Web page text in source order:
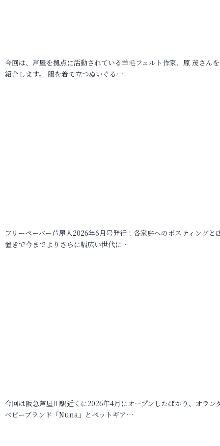
今回は、芦屋を拠点に活動されている羊毛フェルト作家、原 茂さん
紹介します。 服を着て立つぬいぐる…
フリーペーパー芦屋人2026年6月号発行！各家庭へのポスティングと
置きで今までよりさらに幅広い世代に…
今回は阪急芦屋川駅近くに2026年4月にオープンしたばかり、オラン
ベビーブランド「Nuna」とペットギア…